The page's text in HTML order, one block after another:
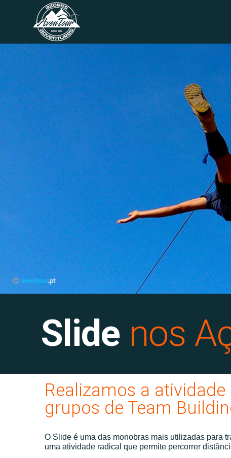
Slide nos
Realizamos a
grupos de Team
O Slide é uma das monobras mais utilizadas para
uma atividade radical que permite percorrer